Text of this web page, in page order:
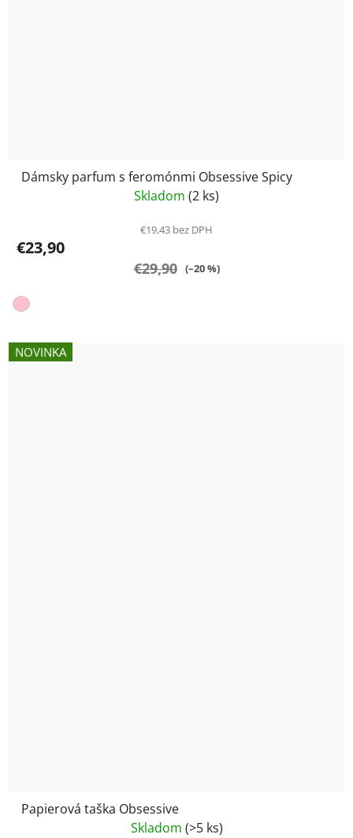
Dámsky parfum s feromónmi Obsessive Spicy
Skladom (2 ks)
€19,43 bez DPH
€23,90
€29,90 (–20 %)
NOVINKA
Papierová taška Obsessive
Skladom (>5 ks)